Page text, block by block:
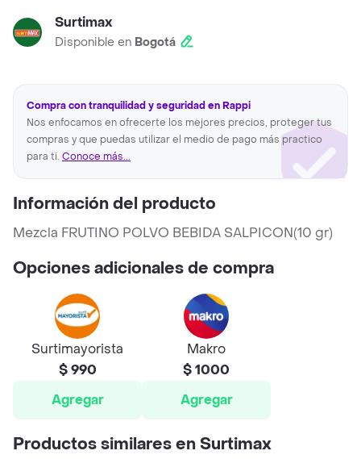
Surtimax
Disponible en Bogotá
Compra con tranquilidad y seguridad en Rappi
Nos enfocamos en ofrecerte los mejores precios, proteger tus
compras y que puedas utilizar el medio de pago más practico
para ti. Conoce más...
Información del producto
Mezcla FRUTINO POLVO BEBIDA SALPICON(10 gr)
Opciones adicionales de compra
Surtimayorista
$ 990
Agregar
Makro
$ 1000
Agregar
Productos similares en Surtimax